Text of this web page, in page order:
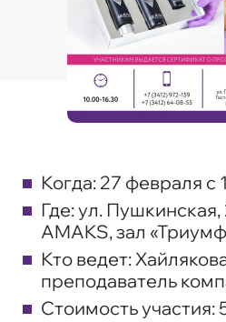
Когда: 27 февраля с
Где:ул. Пушкинская,
AMAKS, зал
Кто ведет:
преподаватель
Стоимость участия: